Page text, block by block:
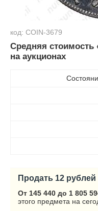
код: COIN-3679
Средняя стоимость
на аукционах
Продать 12
От 145 440 до 1 805
этого предмета на